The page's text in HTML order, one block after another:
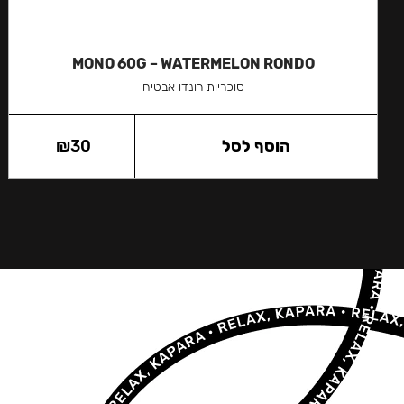
MONO 60G – WATERMELON RONDO
סוכריות רונדו אבטיח
₪30 הוסף לסל